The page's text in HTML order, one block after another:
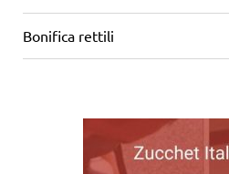
Bonifica rettili